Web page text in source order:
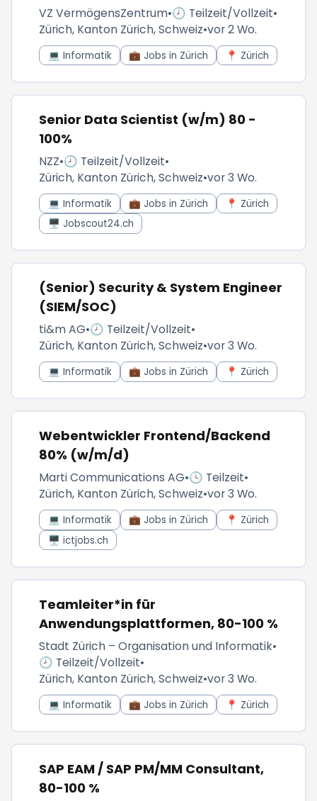
VZ VermögensZentrum•🕗 Teilzeit/Vollzeit•
Zürich, Kanton Zürich, Schweiz•vor 2 Wo.
💻 Informatik 💼 Jobs in Zürich 📍 Zürich
Senior Data Scientist (w/m) 80 -
100%
NZZ•🕗 Teilzeit/Vollzeit•
Zürich, Kanton Zürich, Schweiz•vor 3 Wo.
💻 Informatik 💼 Jobs in Zürich
📍 Zürich
🖥️ Jobscout24.ch
(Senior) Security & System Engineer
(SIEM/SOC)
ti&m AG•🕗 Teilzeit/Vollzeit•
Zürich, Kanton Zürich, Schweiz•vor 3 Wo.
💻 Informatik 💼 Jobs in Zürich 📍 Zürich
Webentwickler Frontend/Backend
80% (w/m/d)
Marti Communications AG•🕓 Teilzeit•
Zürich, Kanton Zürich, Schweiz•vor 3 Wo.
💻 Informatik 💼 Jobs in Zürich
📍 Zürich
🖥️ ictjobs.ch
Teamleiter*in für
Anwendungsplattformen, 80-100 %
Stadt Zürich – Organisation und Informatik•
🕗 Teilzeit/Vollzeit•
Zürich, Kanton Zürich, Schweiz•vor 3 Wo.
💻 Informatik 💼 Jobs in Zürich 📍 Zürich
SAP EAM / SAP PM/MM Consultant,
80-100 %